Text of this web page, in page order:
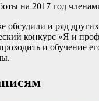
на 2017 год
обсудили и ряд
конкурс «Я и
и обучение